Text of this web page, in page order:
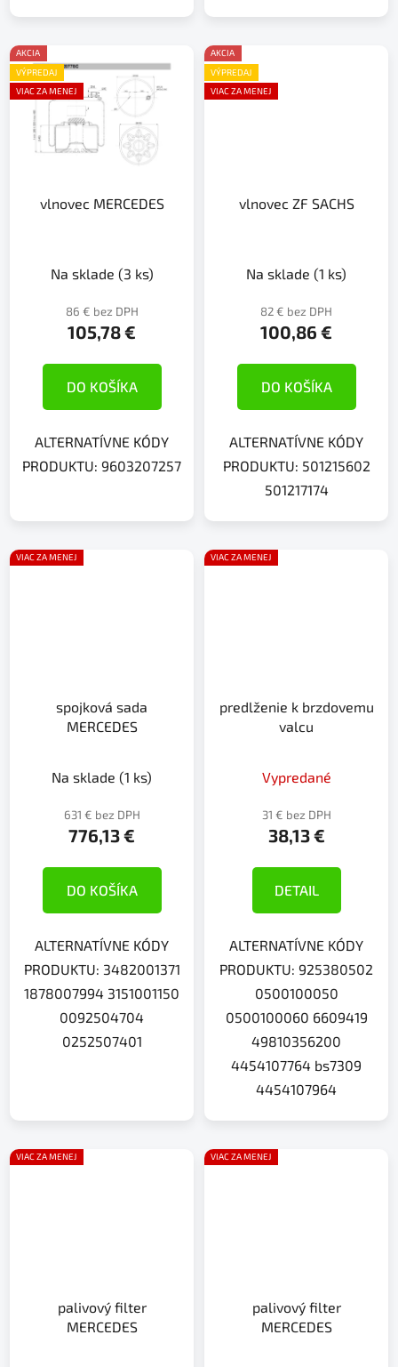
AKCIA
VÝPREDAJ
VIAC ZA MENEJ
vlnovec MERCEDES
Na sklade (3 ks)
86 € bez DPH
105,78 €
DO KOŠÍKA
ALTERNATÍVNE KÓDY
PRODUKTU: 9603207257
AKCIA
VÝPREDAJ
VIAC ZA MENEJ
vlnovec ZF SACHS
Na sklade (1 ks)
82 € bez DPH
100,86 €
DO KOŠÍKA
ALTERNATÍVNE KÓDY
PRODUKTU: 501215602
501217174
VIAC ZA MENEJ
spojková sada
MERCEDES
Na sklade (1 ks)
631 € bez DPH
776,13 €
DO KOŠÍKA
ALTERNATÍVNE KÓDY
PRODUKTU: 3482001371
1878007994 3151001150
0092504704
0252507401
VIAC ZA MENEJ
predlženie k brzdovemu
valcu
Vypredané
31 € bez DPH
38,13 €
DETAIL
ALTERNATÍVNE KÓDY
PRODUKTU: 925380502
0500100050
0500100060 6609419
49810356200
4454107764 bs7309
4454107964
VIAC ZA MENEJ
palivový filter
MERCEDES
VIAC ZA MENEJ
palivový filter
MERCEDES